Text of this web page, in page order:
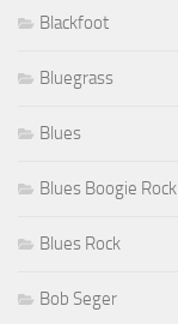
Blackfoot
Bluegrass
Blues
Blues Boogie Rock
Blues Rock
Bob Seger